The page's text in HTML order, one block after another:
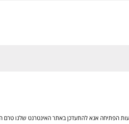
הפתיחה אנא להתעדכן באתר האינטרנט שלנו טרם